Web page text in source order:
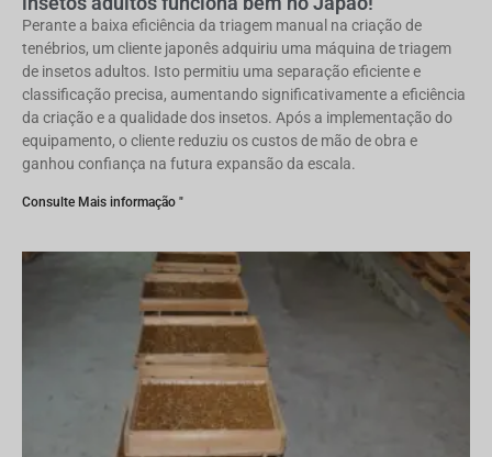
Perante a baixa eficiência da triagem manual na criação de
tenébrios, um cliente japonês adquiriu uma máquina de triagem
de insetos adultos. Isto permitiu uma separação eficiente e
classificação precisa, aumentando significativamente a eficiência
da criação e a qualidade dos insetos. Após a implementação do
equipamento, o cliente reduziu os custos de mão de obra e
ganhou confiança na futura expansão da escala.
Consulte Mais informação "